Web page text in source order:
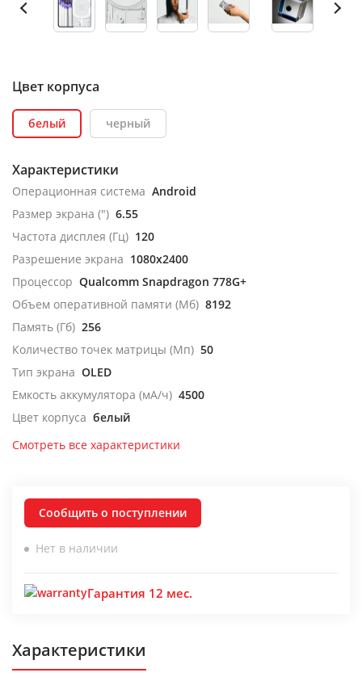
Цвет корпуса
белый черный
Характеристики
Операционная система Android
Размер экрана (") 6.55
Частота дисплея (Гц) 120
Разрешение экрана 1080x2400
Процессор Qualcomm Snapdragon 778G+
Объем оперативной памяти (Мб) 8192
Память (Гб) 256
Количество точек матрицы (Мп) 50
Тип экрана OLED
Емкость аккумулятора (мА/ч) 4500
Цвет корпуса белый
Смотреть все характеристики
Сообщить о поступлении
Нет в наличии
Гарантия 12 мес.
Характеристики